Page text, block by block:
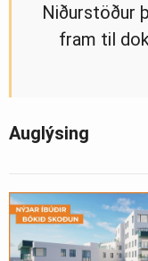
Niðurstöður
fram til
Auglýsing